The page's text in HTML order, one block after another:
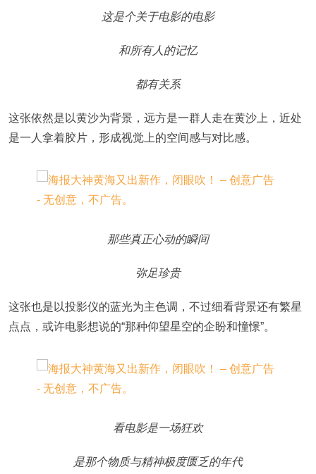
这是个关于电影的电影
和所有人的记忆
都有关系
这张依然是以黄沙为背景，远方是一群人走在黄沙上，近处
是一人拿着胶片，形成视觉上的空间感与对比感。
那些真正心动的瞬间
弥足珍贵
这张也是以投影仪的蓝光为主色调，不过细看背景还有繁星
点点，或许电影想说的“那种仰望星空的企盼和憧憬”。
看电影是一场狂欢
是那个物质与精神极度匮乏的年代